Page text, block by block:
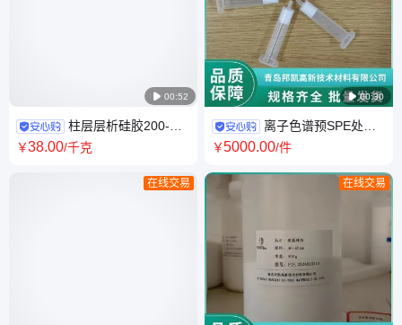
 00:52
柱层层析硅胶200-
400目实验室用层析介质填料
￥38.00/千克
在线交易
 00:30
离子色谱预SPE处理
柱 HLB固相萃取柱 支持定制 邦
￥5000.00/件
在线交易